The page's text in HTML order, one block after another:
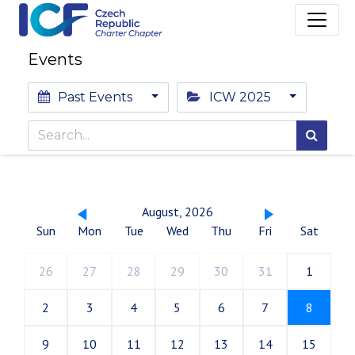
Events
Past Events ICW 2025
August, 2026
Sun
Mon Tue Wed Thu Fri Sat
26 27 28 29 30 31 1
2 3 4 5 6 7 8
9 10 11 12 13 14 15